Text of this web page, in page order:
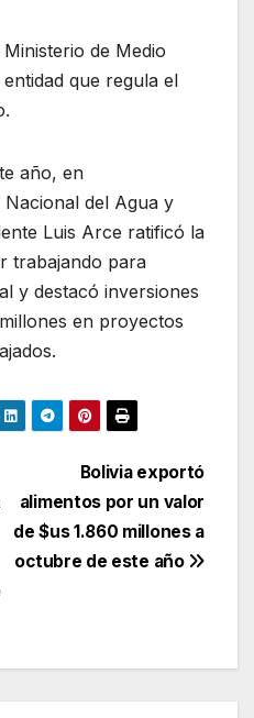
de Medio
que regula el
año, en
del Agua y
Luis Arce ratificó la
trabajando para
y destacó inversiones
en proyectos
Bolivia exportó
alimentos por un valor
de $us 1.860 millones a
octubre de este año